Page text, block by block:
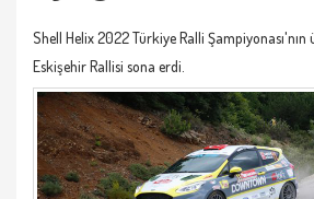
Shell Helix 2022 Türkiye Ralli Şampiyonası'nın
Eskişehir Rallisi sona erdi.